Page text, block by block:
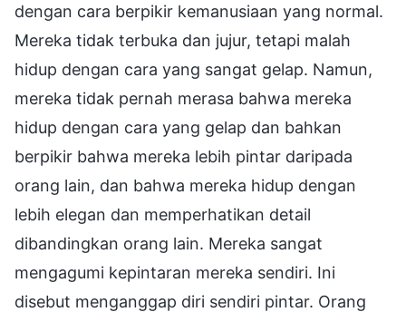
dengan cara berpikir kemanusiaan yang normal.
Mereka tidak terbuka dan jujur, tetapi malah
hidup dengan cara yang sangat gelap. Namun,
mereka tidak pernah merasa bahwa mereka
hidup dengan cara yang gelap dan bahkan
berpikir bahwa mereka lebih pintar daripada
orang lain, dan bahwa mereka hidup dengan
lebih elegan dan memperhatikan detail
dibandingkan orang lain. Mereka sangat
mengagumi kepintaran mereka sendiri. Ini
disebut menganggap diri sendiri pintar. Orang